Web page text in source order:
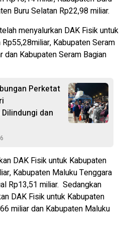
Buru Selatan Rp22,98 miliar.
menyalurkan DAK Fisik untuk
Kabupaten Seram
dan Kabupaten Seram Bagian
Perketat
dan
DAK Fisik untuk Kabupaten
Kabupaten Maluku Tenggara
Rp13,51 miliar. Sedangkan
DAK Fisik untuk Kabupaten
miliar dan Kabupaten Maluku